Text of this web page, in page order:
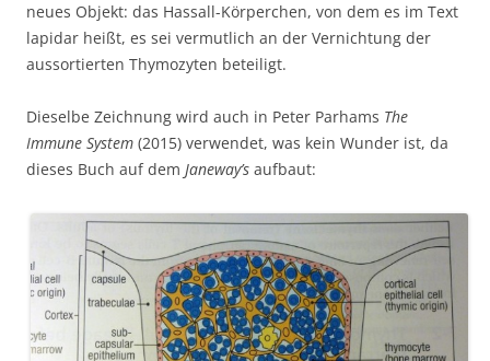
neues Objekt: das Hassall-Körperchen, von dem es im Text
lapidar heißt, es sei vermutlich an der Vernichtung der
aussortierten Thymozyten beteiligt.
Dieselbe Zeichnung wird auch in Peter Parhams The
Immune System (2015) verwendet, was kein Wunder ist, da
dieses Buch auf dem Janeway’s aufbaut: